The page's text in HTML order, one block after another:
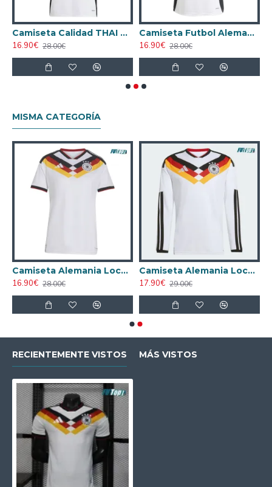
Camiseta Calidad THAI Alemania Home 2024
16.90€ 28.00€
Camiseta Futbol Alemania Local 2024 Mujer
16.90€ 28.00€
MISMA CATEGORÍA
Camiseta Alemania Local Mundial 2026 Blanco Mujer
16.90€ 28.00€
Camiseta Alemania Local Mundial 2026 ML Blanco
17.90€ 29.00€
RECIENTEMENTE VISTOS MÁS VISTOS